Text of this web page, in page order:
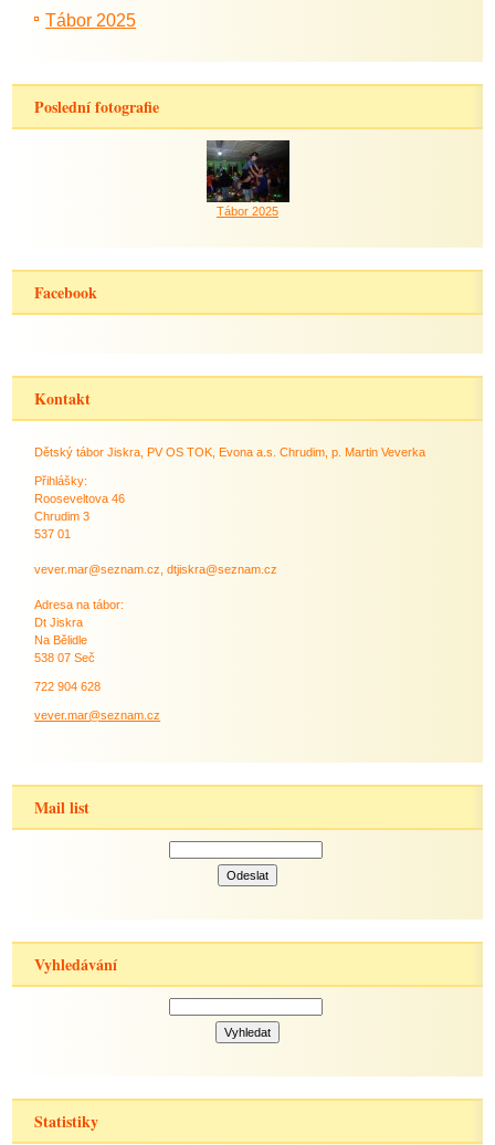
Tábor 2025
Poslední fotografie
Tábor 2025
Facebook
Kontakt
Dětský tábor Jiskra, PV OS TOK, Evona a.s. Chrudim, p. Martin Veverka
Přihlášky:
Rooseveltova 46
Chrudim 3
537 01
vever.mar@seznam.cz, dtjiskra@seznam.cz
Adresa na tábor:
Dt Jiskra
Na Bělidle
538 07 Seč
722 904 628
vever.mar@seznam.cz
Mail list
Vyhledávání
Statistiky